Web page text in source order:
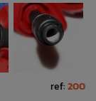
ref:200